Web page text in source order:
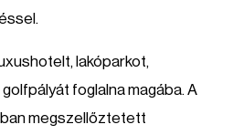
lakóparkot,
foglalna magába. A
megszellőztetett